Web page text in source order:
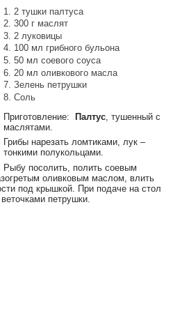
2 тушки палтуса
300 г маслят
2 луковицы
100 мл грибного бульона
50 мл соевого соуса
20 мл оливкового масла
Зелень петрушки
Соль
Приготовление:
Палтус , тушенный с
маслятами.
Грибы нарезать ломтиками, лук –
тонкими полукольцами.
Рыбу посолить, полить соевым
оливковым маслом, влить
под крышкой. При подаче на стол
петрушки.